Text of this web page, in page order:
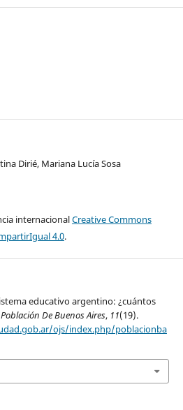
Dirié, Mariana Lucía Sosa
internacionalCreative Commons
4.0.
educativo argentino: ¿cuántos
Población De Buenos Aires, 11(19).
ojs/index.php/poblacionba